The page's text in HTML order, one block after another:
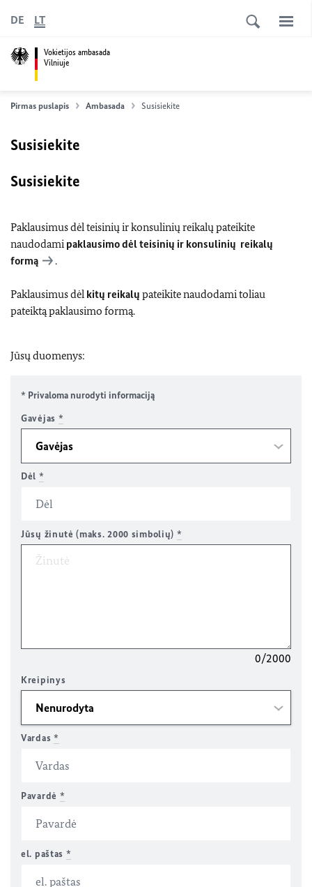
Vokietijos ambasada
Vilniuje
DE LT
Pirmas puslapis Ambasada Susisiekite
Susisiekite
Susisiekite
Paklausimus dėl teisinių ir konsulinių reikalų pateikite
naudodami paklausimo dėl teisinių ir konsulinių reikalų
formą
.
Paklausimus dėl kitų reikalų pateikite naudodami toliau
pateiktą paklausimo formą.
Jūsų duomenys:
* Privaloma nurodyti informaciją
Gavėjas *
Dėl *
Jūsų žinutė (maks. 2000 simbolių) *
0/2000
Kreipinys
Vardas *
Pavardė *
el. paštas *